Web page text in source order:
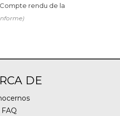
Compte rendu de la
DE
FAQ